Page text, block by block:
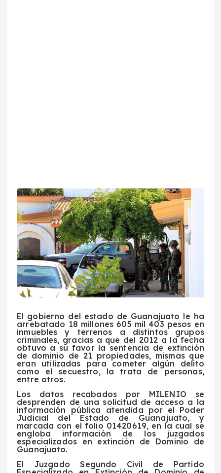
El gobierno del estado de Guanajuato le ha
arrebatado 18 millones 605 mil 403 pesos en
inmuebles y terrenos a distintos grupos
criminales, gracias a que del 2012 a la fecha
obtuvo a su favor la sentencia de extinción
de dominio de 21 propiedades, mismas que
eran utilizadas para cometer algún delito
como el secuestro, la trata de personas,
entre otros.
Los datos recabados por MILENIO se
desprenden de una solicitud de acceso a la
información pública atendida por el Poder
Judicial del Estado de Guanajuato, y
marcada con el folio 01420619, en la cual se
engloba información de los juzgados
especializados en extinción de Dominio de
Guanajuato.
El Juzgado Segundo Civil de Partido